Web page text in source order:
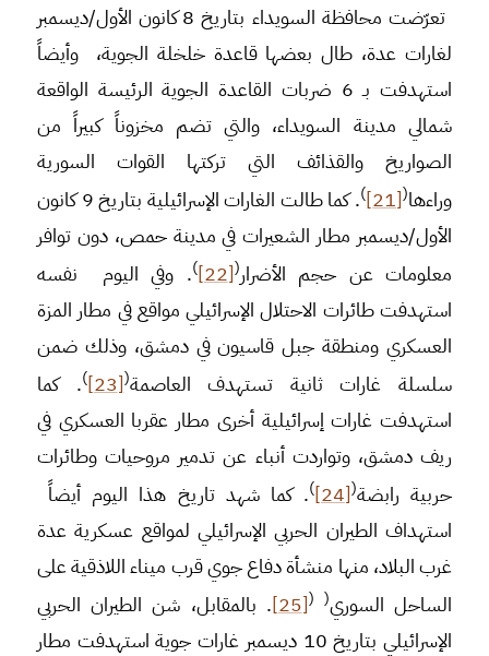
تعرّضت محافظة السويداء بتاريخ 8 كانون الأول/ديسمبر
لغارات عدة، طال بعضها قاعدة خلخلة الجوية، وأيضاً
استهدفت بـ 6 ضربات القاعدة الجوية الرئيسة الواقعة
شمالي مدينة السويداء، والتي تضم مخزوناً كبيراً من
الصواريخ والقذائف التي تركتها القوات السورية
وراءها(
[21]
)
. كما طالت الغارات الإسرائيلية بتاريخ 9 كانون
الأول/ديسمبر مطار الشعيرات في مدينة حمص، دون توافر
معلومات عن حجم الأضرار(
[22]
). وفي اليوم نفسه
استهدفت طائرات الاحتلال الإسرائيلي مواقع في مطار المزة
العسكري ومنطقة جبل قاسيون في دمشق، وذلك ضمن
سلسلة غارات ثانية تستهدف العاصمة(
[23]
). كما
استهدفت غارات إسرائيلية أخرى مطار عقربا العسكري في
ريف دمشق، وتواردت أنباء عن تدمير مروحيات وطائرات
حربية رابضة(
[24]
). كما شهد تاريخ هذا اليوم أيضاً
استهداف الطيران الحربي الإسرائيلي لمواقع عسكرية عدة
غرب البلاد، منها منشأة دفاع جوي قرب ميناء اللاذقية على
الساحل السوري(
(
[25]
. بالمقابل، شن الطيران الحربي
الإسرائيلي بتاريخ 10 ديسمبر غارات جوية استهدفت مطار